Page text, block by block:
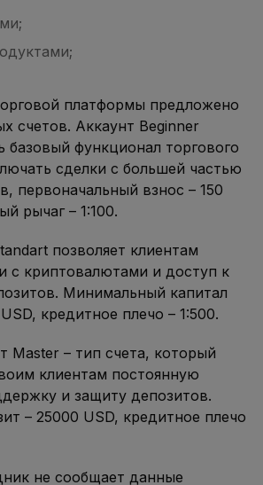
платформы предложено
счетов. Аккаунт Beginner
базовый функционал торгового
сделки с большей частью
первоначальный взнос – 150
рычаг – 1:100.
позволяет клиентам
с криптовалютами и доступ к
Минимальный капитал
кредитное плечо – 1:500.
Master – тип счета, который
клиентам постоянную
и защиту депозитов.
– 25000 USD, кредитное плечо
не сообщает данные